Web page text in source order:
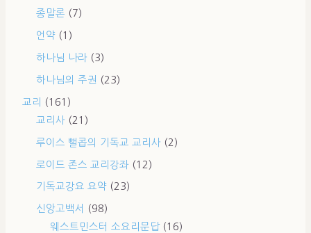
종말론 (7)
언약 (1)
하나님 나라 (3)
하나님의 주권 (23)
교리
(161)
교리사 (21)
루이스 뻘콥의 기독교 교리사 (2)
로이드 존스 교리강좌 (12)
기독교강요 요약 (23)
신앙고백서
(98)
웨스트민스터 소요리문답(16)